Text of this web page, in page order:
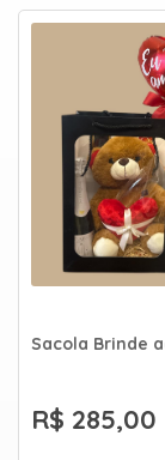
Sacola Brinde
R$ 285,00